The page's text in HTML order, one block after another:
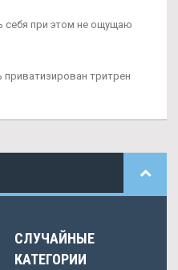
себя при этом не ощущаю
тритрен
СЛУЧАЙНЫЕ
КАТЕГОРИИ